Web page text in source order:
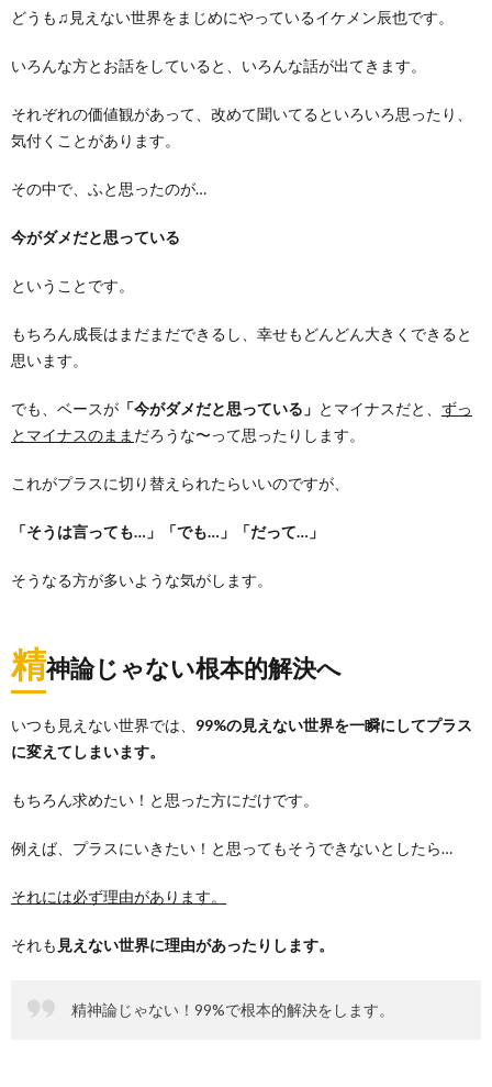
どうも♫見えない世界をまじめにやっているイケメン辰也です。
いろんな方とお話をしていると、いろんな話が出てきます。
それぞれの価値観があって、改めて聞いてるといろいろ思ったり、
気付くことがあります。
その中で、ふと思ったのが…
今がダメだと思っている
ということです。
もちろん成長はまだまだできるし、幸せもどんどん大きくできると
思います。
でも、ベースが 「今がダメだと思っている」 とマイナスだと、 ずっ
とマイナスのまま だろうな〜って思ったりします。
これがプラスに切り替えられたらいいのですが、
「そうは言っても…」「でも…」「だって…」
そうなる方が多いような気がします。
精神論じゃない根本的解決へ
いつも見えない世界では、 99%の見えない世界を一瞬にしてプラス
に変えてしまいます。
もちろん求めたい！と思った方にだけです。
例えば、プラスにいきたい！と思ってもそうできないとしたら…
それには必ず理由があります。
それも 見えない世界に理由があったりします。
精神論じゃない！99%で根本的解決をします。